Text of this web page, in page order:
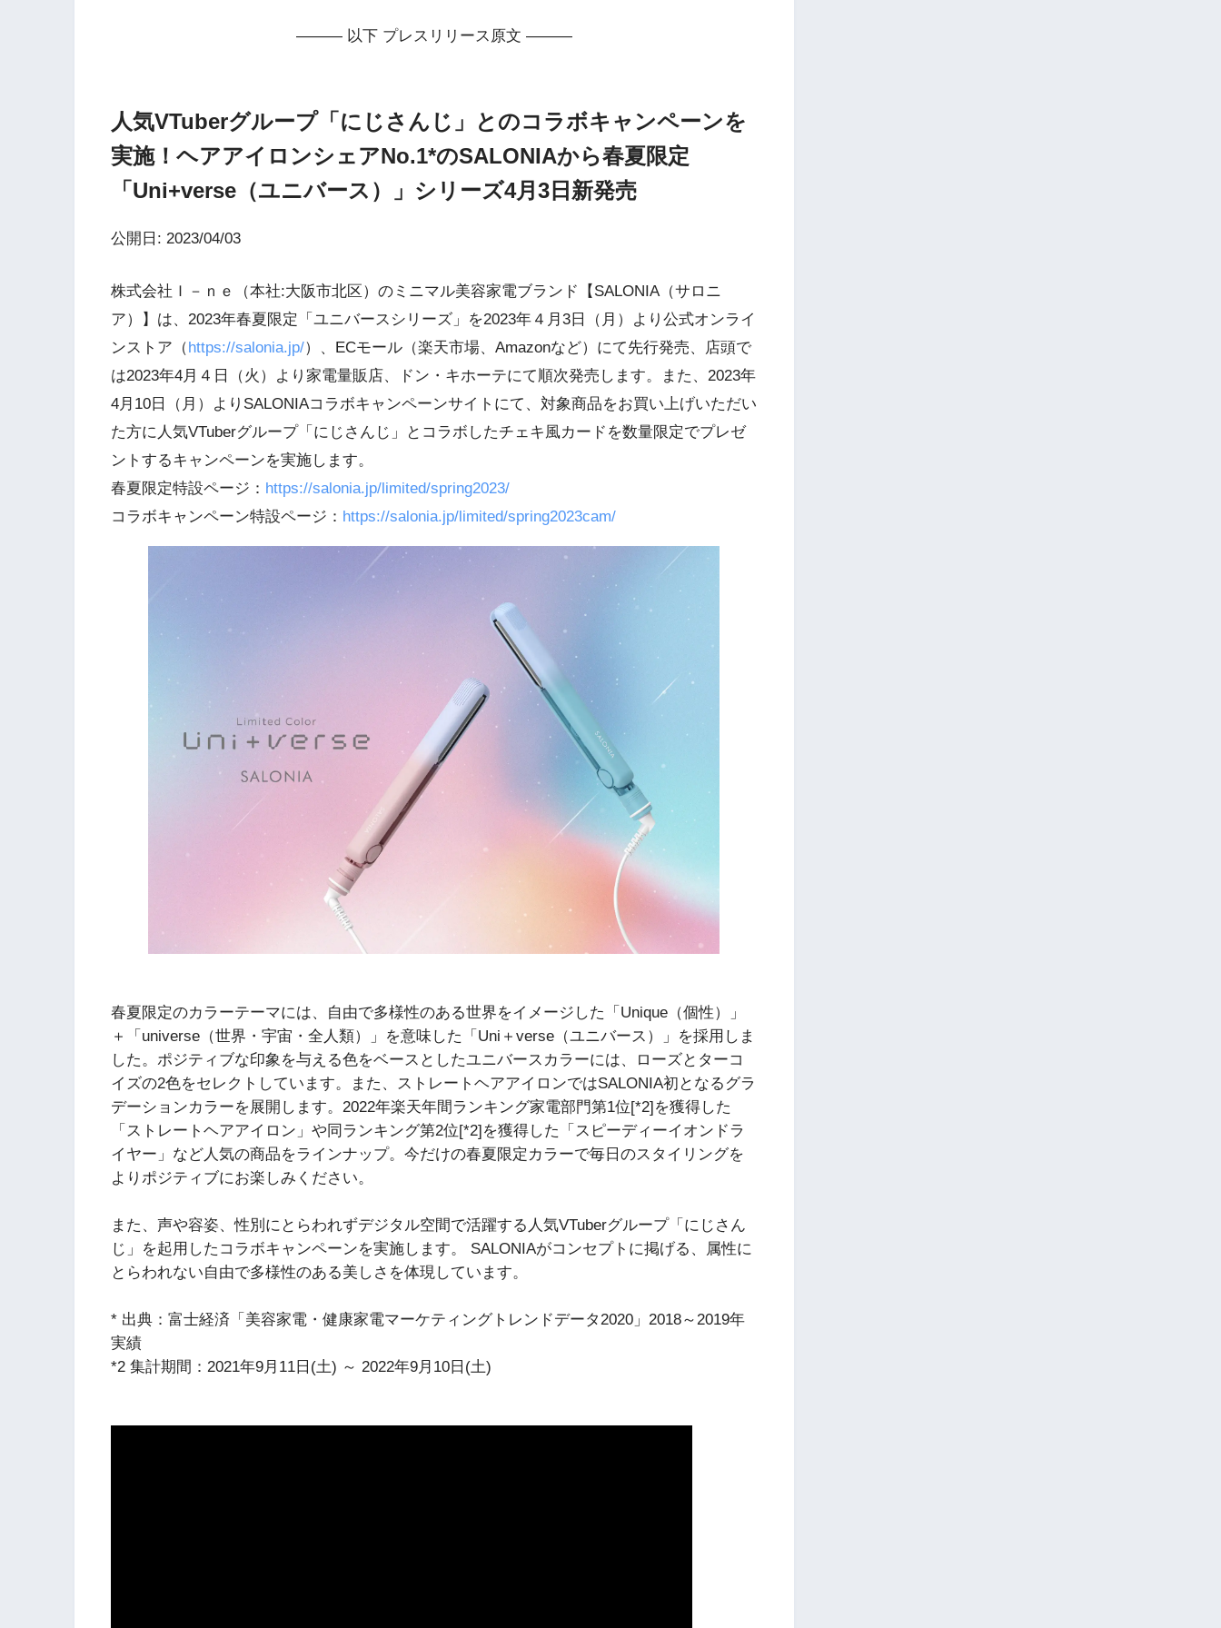
——— 以下 プレスリリース原文 ———
人気VTuberグループ「にじさんじ」とのコラボキャンペーンを
実施！ヘアアイロンシェアNo.1*のSALONIAから春夏限定
「Uni+verse（ユニバース）」シリーズ4月3日新発売
公開日: 2023/04/03
株式会社Ｉ－ｎｅ（本社:大阪市北区）のミニマル美容家電ブランド【SALONIA（サロニ
ア）】は、2023年春夏限定「ユニバースシリーズ」を2023年４月3日（月）より公式オンライ
ンストア（https://salonia.jp/）、ECモール（楽天市場、Amazonなど）にて先行発売、店頭で
は2023年4月４日（火）より家電量販店、ドン・キホーテにて順次発売します。また、2023年
4月10日（月）よりSALONIAコラボキャンペーンサイトにて、対象商品をお買い上げいただい
た方に人気VTuberグループ「にじさんじ」とコラボしたチェキ風カードを数量限定でプレゼ
ントするキャンペーンを実施します。
春夏限定特設ページ： https://salonia.jp/limited/spring2023/
コラボキャンペーン特設ページ： https://salonia.jp/limited/spring2023cam/
春夏限定のカラーテーマには、自由で多様性のある世界をイメージした「Unique（個性）」
＋「universe（世界・宇宙・全人類）」を意味した「Uni＋verse（ユニバース）」を採用しま
した。ポジティブな印象を与える色をベースとしたユニバースカラーには、ローズとターコ
イズの2色をセレクトしています。また、ストレートヘアアイロンではSALONIA初となるグラ
デーションカラーを展開します。2022年楽天年間ランキング家電部門第1位[*2]を獲得した
「ストレートヘアアイロン」や同ランキング第2位[*2]を獲得した「スピーディーイオンドラ
イヤー」など人気の商品をラインナップ。今だけの春夏限定カラーで毎日のスタイリングを
よりポジティブにお楽しみください。
また、声や容姿、性別にとらわれずデジタル空間で活躍する人気VTuberグループ「にじさん
じ」を起用したコラボキャンペーンを実施します。 SALONIAがコンセプトに掲げる、属性に
とらわれない自由で多様性のある美しさを体現しています。
* 出典：富士経済「美容家電・健康家電マーケティングトレンドデータ2020」2018～2019年
実績
*2 集計期間：2021年9月11日(土) ～ 2022年9月10日(土)